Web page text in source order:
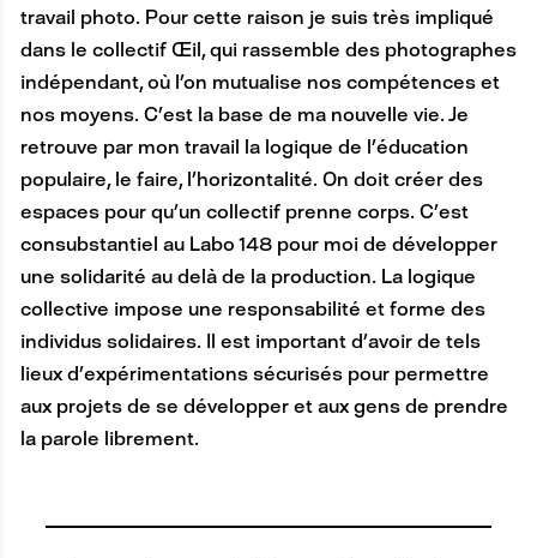
travail photo. Pour cette raison je suis très impliqué
dans le collectif Œil, qui rassemble des photographes
indépendant, où l’on mutualise nos compétences et
nos moyens. C’est la base de ma nouvelle vie. Je
retrouve par mon travail la logique de l’éducation
populaire, le faire, l’horizontalité. On doit créer des
espaces pour qu’un collectif prenne corps. C’est
consubstantiel au Labo 148 pour moi de développer
une solidarité au delà de la production. La logique
collective impose une responsabilité et forme des
individus solidaires. Il est important d’avoir de tels
lieux d’expérimentations sécurisés pour permettre
aux projets de se développer et aux gens de prendre
la parole librement.